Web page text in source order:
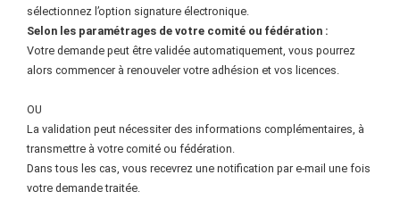
sélectionnez l’option signature électronique.
Selon les paramétrages de votre comité ou fédération :
Votre demande peut être validée automatiquement, vous pourrez
alors commencer à renouveler votre adhésion et vos licences.
OU
La validation peut nécessiter des informations complémentaires, à
transmettre à votre comité ou fédération.
Dans tous les cas, vous recevrez une notification par e-mail une fois
votre demande traitée.